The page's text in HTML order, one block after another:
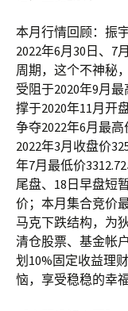
本月行情回顾：振
2022年6月30日、7
周期，这个不神秘
受阻于2020年9月
撑于2020年11月开
争夺2022年6月最高
2022年3月收盘价
年7月最低价
尾盘、18日早盘短
价；本月集合竞价
马克下跌结构，为
清仓股票、基金帐
划10%固定收益理
恼，享受稳稳的幸福